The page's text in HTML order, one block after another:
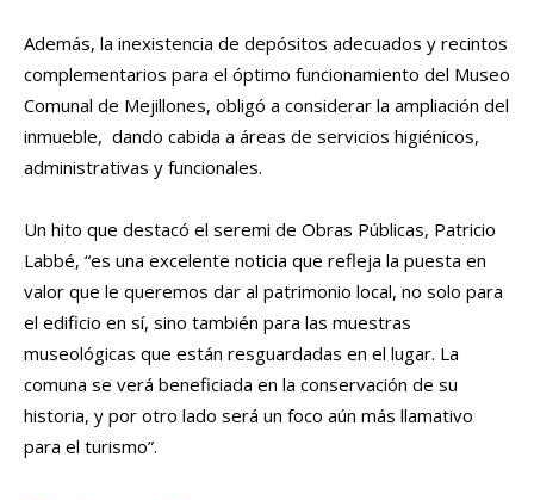
Además, la inexistencia de depósitos adecuados y recintos
complementarios para el óptimo funcionamiento del Museo
Comunal de Mejillones, obligó a considerar la ampliación del
inmueble, dando cabida a áreas de servicios higiénicos,
administrativas y funcionales.
Un hito que destacó el seremi de Obras Públicas, Patricio
Labbé, “es una excelente noticia que refleja la puesta en
valor que le queremos dar al patrimonio local, no solo para
el edificio en sí, sino también para las muestras
museológicas que están resguardadas en el lugar. La
comuna se verá beneficiada en la conservación de su
historia, y por otro lado será un foco aún más llamativo
para el turismo”.